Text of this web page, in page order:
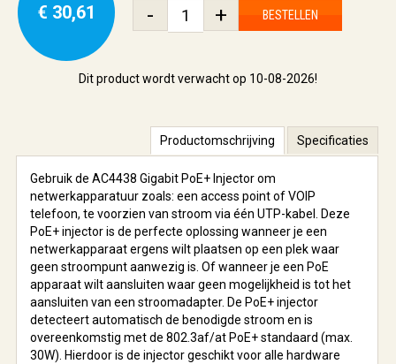
€ 30,61 - + BESTELLEN
Dit product wordt verwacht op 10-08-2026!
Productomschrijving Specificaties
Gebruik de AC4438 Gigabit PoE+ Injector om
netwerkapparatuur zoals: een access point of VOIP
telefoon, te voorzien van stroom via één UTP-kabel. Deze
PoE+ injector is de perfecte oplossing wanneer je een
netwerkapparaat ergens wilt plaatsen op een plek waar
geen stroompunt aanwezig is. Of wanneer je een PoE
apparaat wilt aansluiten waar geen mogelijkheid is tot het
aansluiten van een stroomadapter. De PoE+ injector
detecteert automatisch de benodigde stroom en is
overeenkomstig met de 802.3af/at PoE+ standaard (max.
30W). Hierdoor is de injector geschikt voor alle hardware